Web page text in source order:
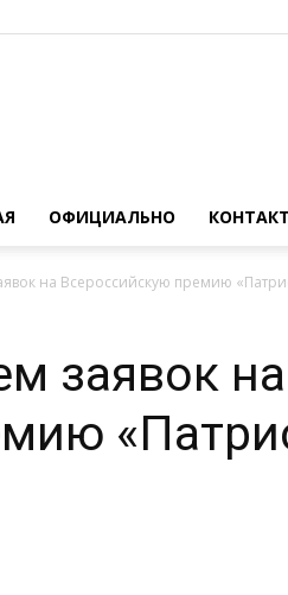
ОФИЦИАЛЬНО
на Всероссийскую премию
заявок на